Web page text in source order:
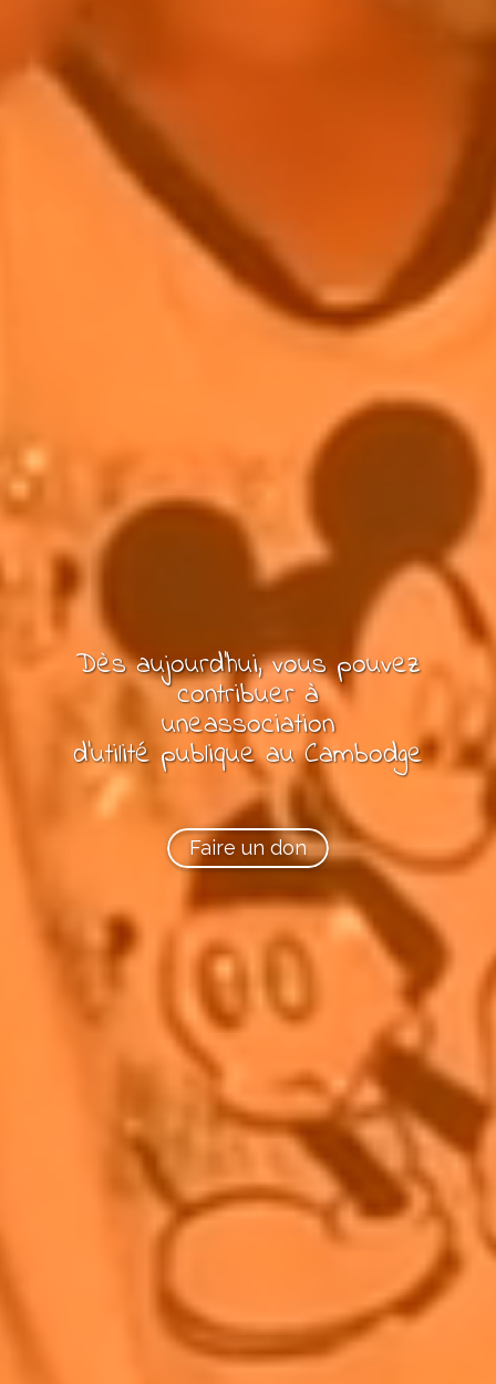
Dès aujourd'hui, vous pouvez
contribuer à
uneassociation
d'utilité publiqueau Cambodge
Faire un don